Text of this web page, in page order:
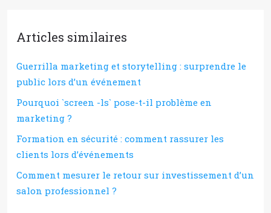
Articles similaires
Guerrilla marketing et storytelling : surprendre le
public lors d’un événement
Pourquoi `screen -ls` pose-t-il problème en
marketing ?
Formation en sécurité : comment rassurer les
clients lors d’événements
Comment mesurer le retour sur investissement d’un
salon professionnel ?